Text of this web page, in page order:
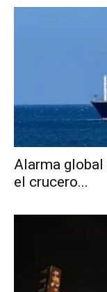
Alarma global
el crucero...